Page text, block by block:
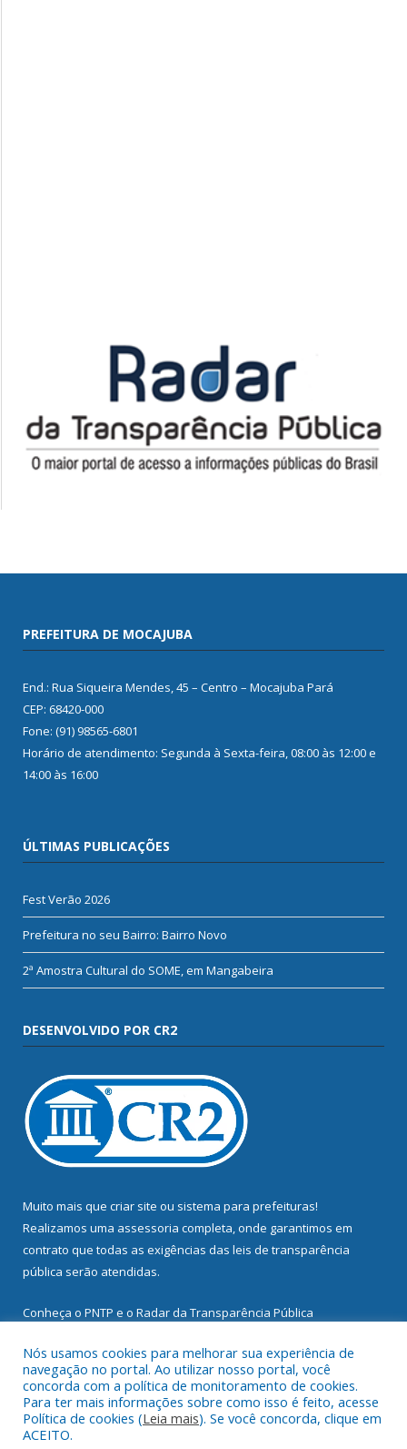
PREFEITURA DE MOCAJUBA
End.: Rua Siqueira Mendes, 45 – Centro – Mocajuba Pará
CEP: 68420-000
Fone: (91) 98565-6801
Horário de atendimento: Segunda à Sexta-feira, 08:00 às 12:00 e
14:00 às 16:00
ÚLTIMAS PUBLICAÇÕES
Fest Verão 2026
Prefeitura no seu Bairro: Bairro Novo
2ª Amostra Cultural do SOME, em Mangabeira
DESENVOLVIDO POR CR2
Muito mais que criar site ou sistema para prefeituras!
Realizamos uma assessoria completa, onde garantimos em
contrato que todas as exigências das leis de transparência
pública serão atendidas.
Conheça o PNTP e o Radar da Transparência Pública
Todos os direitos reservados a Prefeitura Municipal de
Mocajuba.
Nós usamos cookies para melhorar sua experiência de
navegação no portal. Ao utilizar nosso portal, você
concorda com a política de monitoramento de cookies.
Para ter mais informações sobre como isso é feito, acesse
Política de cookies (Leia mais). Se você concorda, clique em
ACEITO.